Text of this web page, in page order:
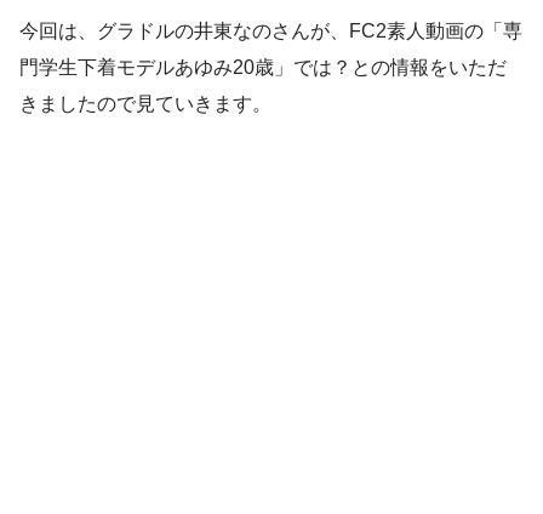
今回は、グラドルの井東なのさんが、FC2素人動画の「専
門学生下着モデルあゆみ20歳」では？との情報をいただ
きましたので見ていきます。